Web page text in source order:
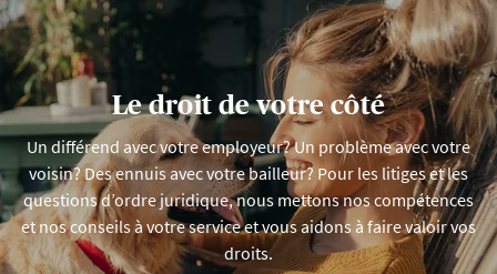
Le droit de votre côté
Un différend avec votre employeur? Un problème avec votre
voisin? Des ennuis avec votre bailleur? Pour les litiges et les
questions d’ordre juridique, nous mettons nos compétences
et nos conseils à votre service et vous aidons à faire valoir vos
droits.